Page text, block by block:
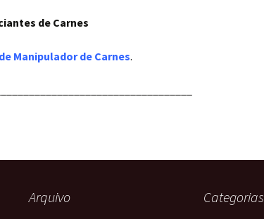
de Carnes
Manipulador de Carnes.
Arquivo Categorias